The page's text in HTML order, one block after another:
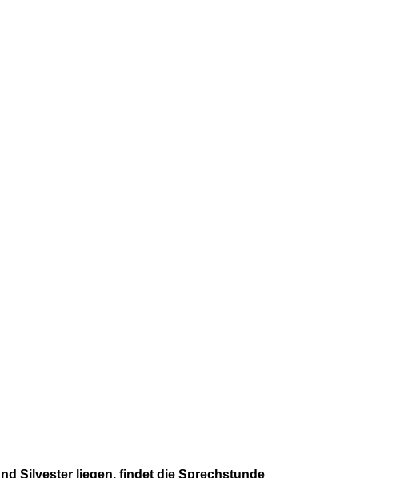
Silvester liegen, findet die Sprechstunde